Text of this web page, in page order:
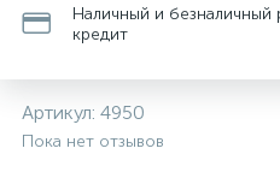
Наличный и безналичный
кредит
Артикул: 4950
Пока нет отзывов